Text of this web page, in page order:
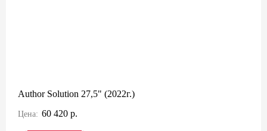
Author Solution 27,5" (2022г.)
Цена: 60 420 р.